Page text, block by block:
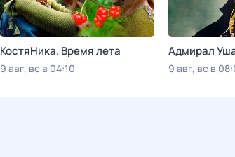
КостяНика. Время лета
9 авг, вс в 04:10
Адмирал
9 авг, вс в